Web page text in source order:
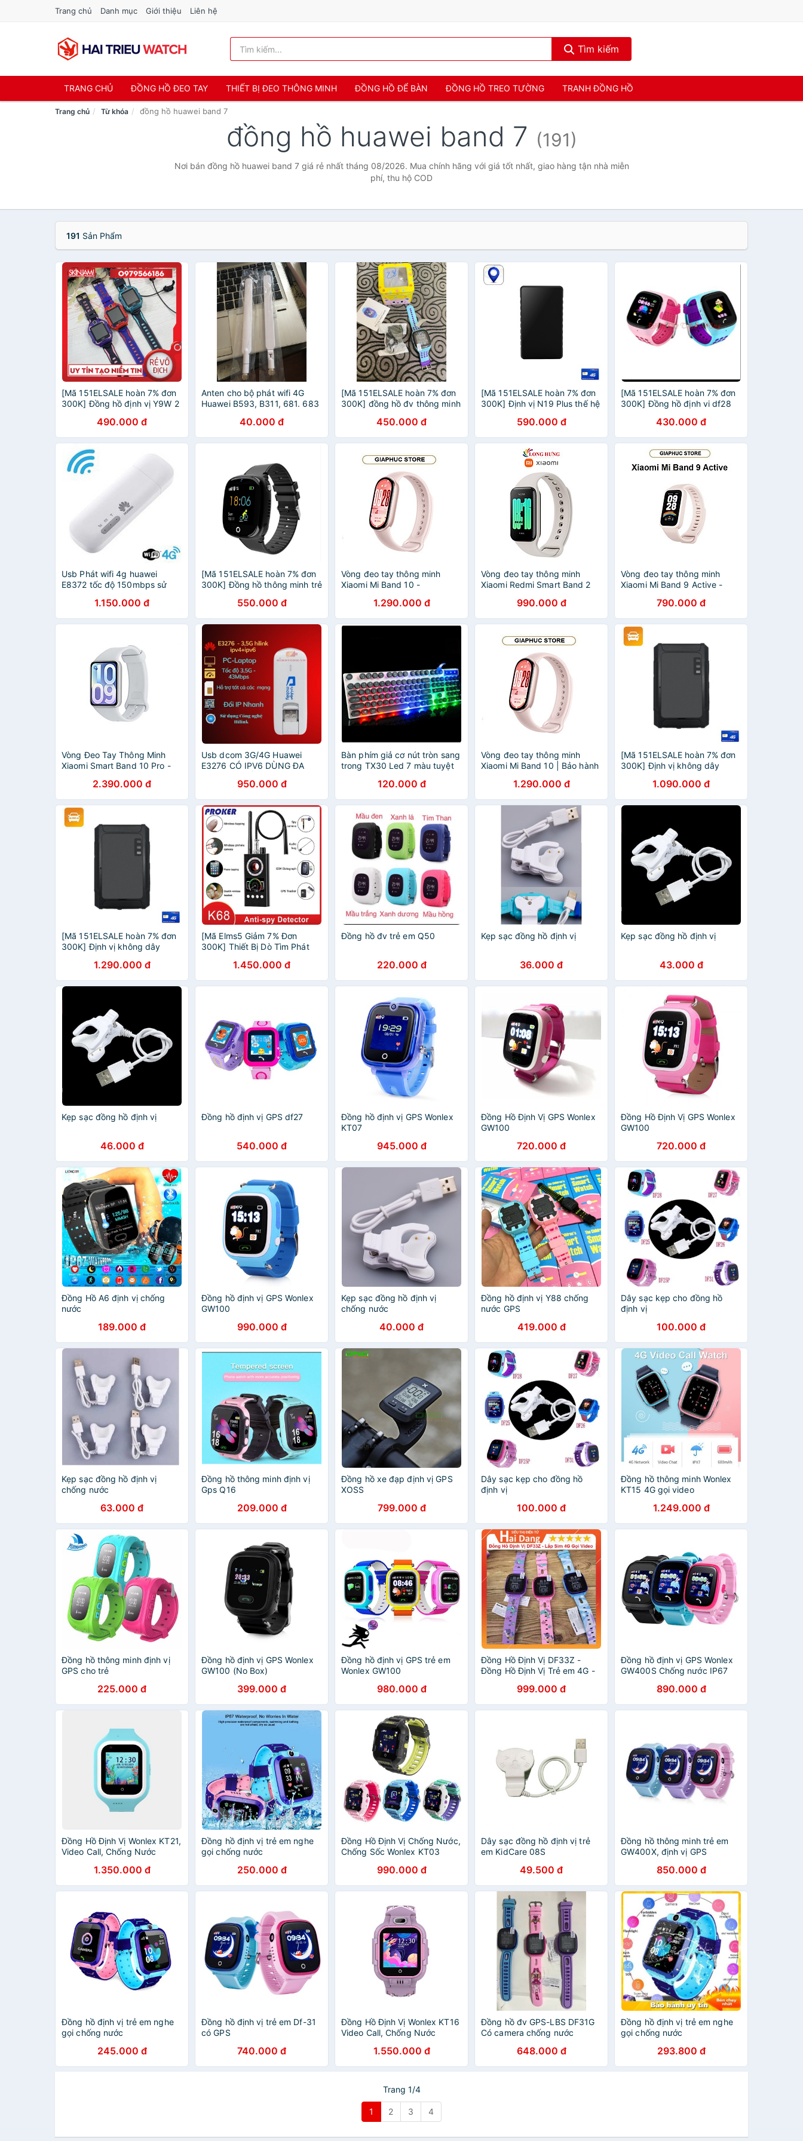
Trang chủ Danh mục Giới thiệu Liên hệ
Tìm kiếm
TRANG CHỦ ĐỒNG HỒ ĐEO TAY THIẾT BỊ ĐEO THÔNG MINH ĐỒNG HỒ ĐỂ BÀN ĐỒNG HỒ TREO TƯỜNG TRANH ĐỒNG HỒ
Trang chủ Từ khóa đồng hồ huawei band 7
đồng hồ huawei band 7 (191)
Nơi bán đồng hồ huawei band 7 giá rẻ nhất tháng 08/2026. Mua chính hãng với giá tốt nhất, giao hàng tận nhà miễn
phí, thu hộ COD
191 Sản Phẩm
[Mã 151ELSALE hoàn 7% đơn
300K] Đồng hồ định vị Y9W 2
490.000 đ
Anten cho bộ phát wifi 4G
Huawei B593, B311, 681. 683
40.000 đ
[Mã 151ELSALE hoàn 7% đơn
300K] đồng hồ đv thông minh
450.000 đ
[Mã 151ELSALE hoàn 7% đơn
300K] Định vị N19 Plus thế hệ
chống nước App ANTRIP
590.000 đ
[Mã 151ELSALE hoàn 7% đơn
300K] Đồng hồ định vi df28
430.000 đ
Usb Phát wifi 4g huawei
E8372 tốc độ 150mbps sử
1.150.000 đ
[Mã 151ELSALE hoàn 7% đơn
300K] Đồng hồ thông minh trẻ
550.000 đ
Vòng đeo tay thông minh
Xiaomi Mi Band 10 -
1.290.000 đ
Vòng đeo tay thông minh
Xiaomi Redmi Smart Band 2
990.000 đ
Vòng đeo tay thông minh
Xiaomi Mi Band 9 Active -
790.000 đ
Vòng Đeo Tay Thông Minh
Xiaomi Smart Band 10 Pro -
2.390.000 đ
Usb dcom 3G/4G Huawei
E3276 CÓ IPV6 DÙNG ĐA
950.000 đ
Bàn phím giả cơ nút tròn sang
trong TX30 Led 7 màu tuyệt
120.000 đ
Vòng đeo tay thông minh
Xiaomi Mi Band 10 | Bảo hành
GiaPhucStore | Hàng Chính
Hãng
1.290.000 đ
[Mã 151ELSALE hoàn 7% đơn
300K] Định vị không dây
ngày - Có nam châm và
chống nước
1.090.000 đ
[Mã 151ELSALE hoàn 7% đơn
300K] Định vị không dây
khủng - A9 Plus Có nam châm
và chống nước
1.290.000 đ
[Mã Elms5 Giảm 7% Đơn
300K] Thiết Bị Dò Tìm Phát
Vị Gps, Máy Ghi Âm Nghe
Trộm, Nghe Lén K68
1.450.000 đ
Đồng hồ đv trẻ em Q50
220.000 đ
Kẹp sạc đồng hồ định vị
36.000 đ
Kẹp sạc đồng hồ định vị
43.000 đ
Kẹp sạc đồng hồ định vị
46.000 đ
Đồng hồ định vị GPS df27
540.000 đ
Đồng hồ định vị GPS Wonlex
KT07
945.000 đ
Đồng Hồ Định Vị GPS Wonlex
GW100
720.000 đ
Đồng Hồ Định Vị GPS Wonlex
GW100
720.000 đ
Đồng Hồ A6 định vị chống
nước
189.000 đ
Đồng hồ định vị GPS Wonlex
GW100
990.000 đ
Kẹp sạc đồng hồ định vị
chống nước
40.000 đ
Đồng hồ định vị Y88 chống
nước GPS
419.000 đ
Dây sạc kẹp cho đồng hồ
định vị
100.000 đ
Kẹp sạc đồng hồ định vị
chống nước
63.000 đ
Đồng hồ thông minh định vị
Gps Q16
209.000 đ
Đồng hồ xe đạp định vị GPS
XOSS
799.000 đ
Dây sạc kẹp cho đồng hồ
định vị
100.000 đ
Đồng hồ thông minh Wonlex
KT15 4G gọi video
1.249.000 đ
Đồng hồ thông minh định vị
GPS cho trẻ
225.000 đ
Đồng hồ định vị GPS Wonlex
GW100 (No Box)
399.000 đ
Đồng hồ định vị GPS trẻ em
Wonlex GW100
980.000 đ
Đồng Hồ Định Vị DF33Z -
Đồng Hồ Định Vị Trẻ em 4G -
Toàn Chính Xác Nhất
999.000 đ
Đồng hồ định vị GPS Wonlex
GW400S Chống nước IP67
890.000 đ
Đồng Hồ Định Vị Wonlex KT21,
Video Call, Chống Nước
1.350.000 đ
Đồng hồ định vị trẻ em nghe
gọi chống nước
250.000 đ
Đồng Hồ Định Vị Chống Nước,
Chống Sốc Wonlex KT03
990.000 đ
Dây sạc đồng hồ định vị trẻ
em KidCare 08S
49.500 đ
Đồng hồ thông minh trẻ em
GW400X, định vị GPS
850.000 đ
Đồng hồ định vị trẻ em nghe
gọi chống nước
245.000 đ
Đồng hồ định vị trẻ em Df-31
có GPS
740.000 đ
Đồng Hồ Định Vị Wonlex KT16
Video Call, Chống Nước
1.550.000 đ
Đồng hồ đv GPS-LBS DF31G
Có camera chống nước
648.000 đ
Đồng hồ định vị trẻ em nghe
gọi chống nước
293.800 đ
Trang 1/4
1 2 3 4